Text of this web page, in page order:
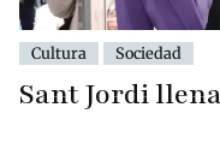
Cultura Sociedad
Sant Jordi